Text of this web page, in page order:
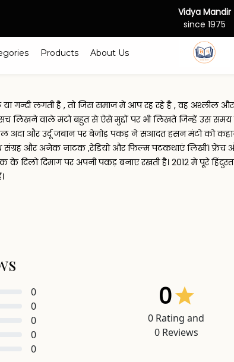
Vidya Mandir
since 1975
Products About Us
गन्दी लगती है , तो जिस समाज में आप रह रहे है , वह अश्लील
लिखने वाले मंटो बहुत से ऐसे मुद्दों पर भी लिखते जिन्हें उस
अदा और उर्दू जबान पर बेजोड़ पकड़ ने सआदत हसन मंटो को
संग्रह और अनेक नाटक ,रेडियो और फिल्म पटकथाएं लिखीं।
दिलो दिमाग पर अपनी पकड़ बनाए रखती है। 2012 मे पूरे
0
0
0
0
0
0
0 Rating and
0Reviews